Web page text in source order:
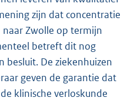
zijn dat concentratie
Zwolle op termijn
betreft dit nog
besluit. De ziekenhuizen
geven de garantie dat
klinische verloskunde